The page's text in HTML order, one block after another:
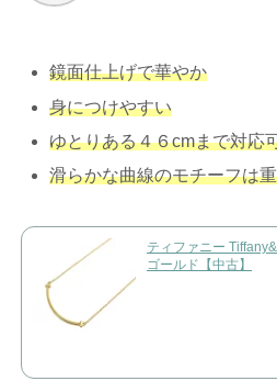
鏡面仕上げで華やか
身につけやすい
ゆとりある４６cmまで対応
滑らかな曲線のモチーフは
ティファニー
ゴールド【中古】